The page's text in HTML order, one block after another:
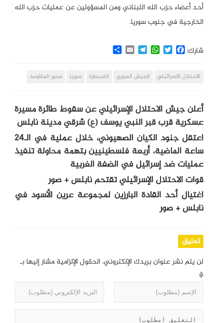
أحد أعضاء حزب الله اللبناني ومن المسؤولين عن عمليات حزب الله
الخارجية في جنوب سوريا.
شارك: Facebook
Twitter
WhatsApp
Telegram
Email
Share
الاحتلال الاسرائيلي الجيش السوري القنيطرة سوريا محور المقاومة
أعلن جيش الاحتلال الإسرائيلي عن سقوط طائرة مسيرة
عسكرية قرب قبر النبي يوسف (ع) شرقي مدينة نابلس
اعتقل جنود الكيان الصهيوني، خلال عملية في الـ24
ساعة الماضية، أربعة فلسطينيين بتهمة محاولة تنفيذ
عمليات ضد إسرائيل في الضفة الغربية
قوات الاحتلال الإسرائيلي تقتحم نابلس + صور
اغتيال أحد القادة البارزين لمجموعة عرين الأسود في
نابلس + صور
تعليق
لن يتم نشر عنوان بريدك الإلكتروني. الحقول الإلزامية مشار إليها بـ
*